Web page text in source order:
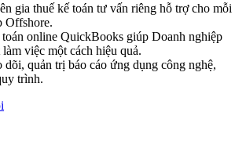
gia thuế kế toán tư vấn riêng hỗ trợ cho mỗi
Offshore.
toán online QuickBooks giúp Doanh nghiệp
làm việc một cách hiệu quả.
dõi, quản trị báo cáo ứng dụng công nghệ,
trình.